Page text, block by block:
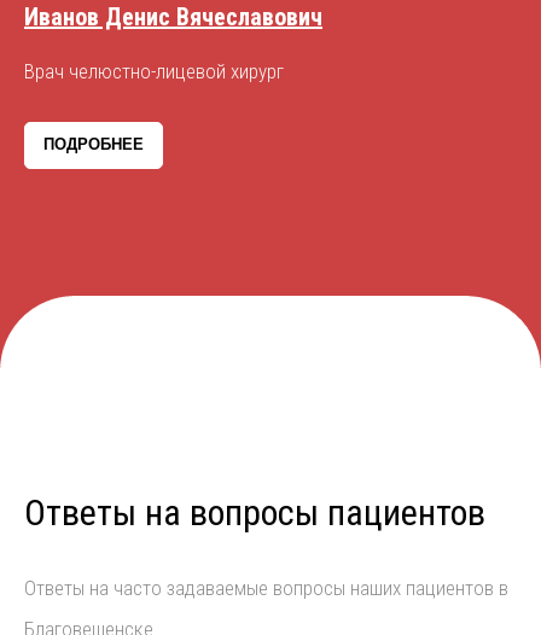
Иванов Денис Вячеславович
Врач челюстно-лицевой хирург
ПОДРОБНЕЕ
Ответы на вопросы пациентов
Ответы на часто задаваемые вопросы наших пациентов в
Благовещенске